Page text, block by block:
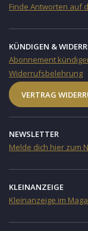
Finde Antworten auf
KÜNDIGEN &
Abonnement
Widerrufsbelehrung
VERTRAG
NEWSLETTER
Melde dich hier zum
KLEINANZEIGE
Kleinanzeige im